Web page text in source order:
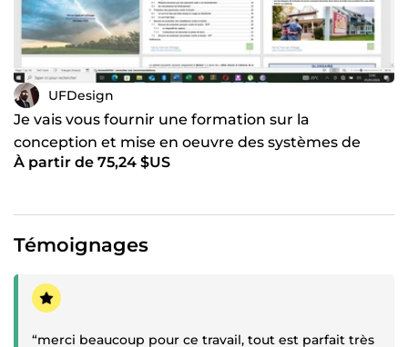
UFDesign
Je vais vous fournir une formation sur la
conception et mise en oeuvre des systèmes de
protection foudre
À partir de 75,24 $US
Témoignages
Témoignage positif
“merci beaucoup pour ce travail, tout est parfait très